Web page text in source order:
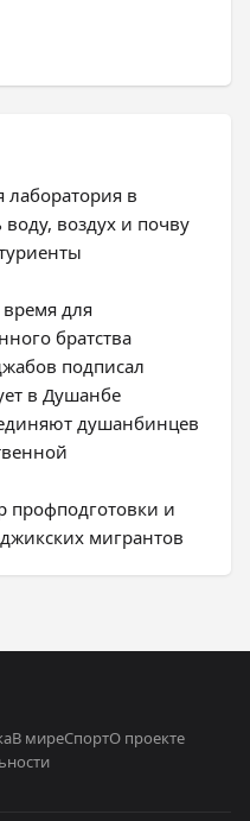
лаборатория в
воду, воздух и почву
время для
братства
подписал
в Душанбе
душанбинцев
профподготовки и
мигрантов
В миреСпортО проекте